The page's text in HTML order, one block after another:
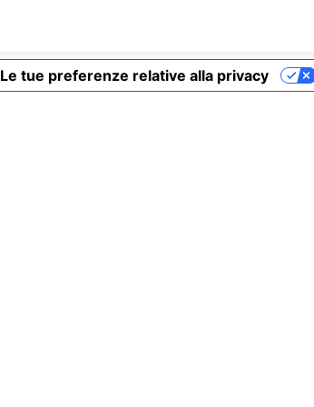
Le tue preferenze relative alla privacy